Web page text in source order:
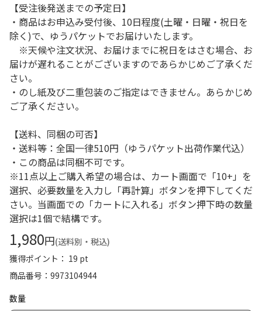
【受注後発送までの予定日】
・商品はお申込み受付後、10日程度(土曜・日曜・祝日を
除く)で、ゆうパケットでお届けいたします。
※天候や注文状況、お届けまでに祝日をはさむ場合、お
届けが遅れることがございますのであらかじめご了承くだ
さい。
・のし紙及び二重包装のご指定はできません。あらかじめ
ご了承ください。
【送料、同梱の可否】
・送料等：全国一律510円（ゆうパケット出荷作業代込）
・この商品は同梱不可です。
※11点以上ご購入希望の場合は、カート画面で「10+」を
選択、必要数量を入力し「再計算」ボタンを押下してくだ
さい。当画面での「カートに入れる」ボタン押下時の数量
選択は1個で結構です。
1,980円(送料別・税込)
獲得ポイント： 19 pt
商品番号
9973104944
数量